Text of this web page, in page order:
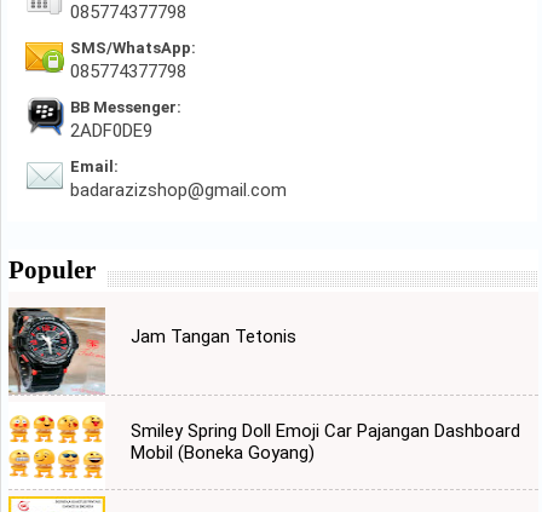
085774377798
SMS/WhatsApp:
085774377798
BB Messenger:
2ADF0DE9
Email:
badarazizshop@gmail.com
Populer
Jam Tangan Tetonis
Smiley Spring Doll Emoji Car Pajangan Dashboard
Mobil (Boneka Goyang)